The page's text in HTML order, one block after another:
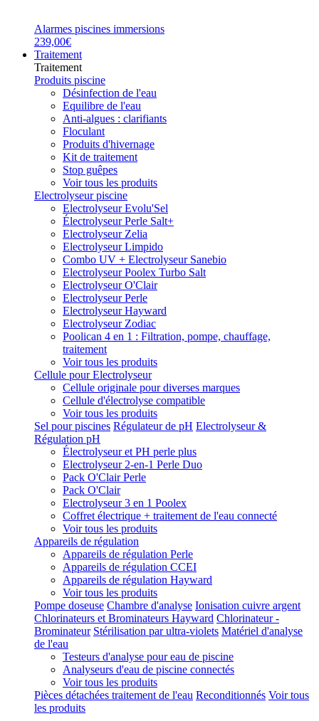
Alarmes piscines immersions
239,00€
Traitement
Traitement
Produits piscine
Désinfection de l'eau
Equilibre de l'eau
Anti-algues : clarifiants
Floculant
Produits d'hivernage
Kit de traitement
Stop guêpes
Voir tous les produits
Electrolyseur piscine
Electrolyseur Evolu'Sel
Électrolyseur Perle Salt+
Electrolyseur Zelia
Electrolyseur Limpido
Combo UV + Electrolyseur Sanebio
Electrolyseur Poolex Turbo Salt
Electrolyseur O'Clair
Electrolyseur Perle
Electrolyseur Hayward
Electrolyseur Zodiac
Poolican 4 en 1 : Filtration, pompe, chauffage,
traitement
Voir tous les produits
Cellule pour Electrolyseur
Cellule originale pour diverses marques
Cellule d'électrolyse compatible
Voir tous les produits
Sel pour piscines Régulateur de pH Electrolyseur &
Régulation pH
Électrolyseur et PH perle plus
Electrolyseur 2-en-1 Perle Duo
Pack O'Clair Perle
Pack O'Clair
Electrolyseur 3 en 1 Poolex
Coffret électrique + traitement de l'eau connecté
Voir tous les produits
Appareils de régulation
Appareils de régulation Perle
Appareils de régulation CCEI
Appareils de régulation Hayward
Voir tous les produits
Pompe doseuse Chambre d'analyse Ionisation cuivre argent
Chlorinateurs et Brominateurs Hayward Chlorinateur -
Brominateur Stérilisation par ultra-violets Matériel d'analyse
de l'eau
Testeurs d'analyse pour eau de piscine
Analyseurs d'eau de piscine connectés
Voir tous les produits
Pièces détachées traitement de l'eau Reconditionnés Voir tous
les produits